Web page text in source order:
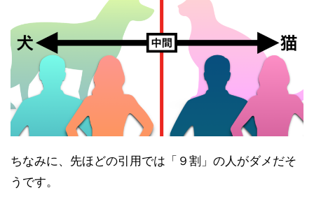
ちなみに、先ほどの引用では「９割」の人がダメだそ
うです。